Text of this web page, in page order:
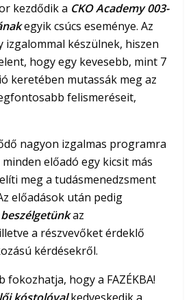
kezdődik a CKO Academy 003-
egyik csúcs eseménye. Az
izgalommal készülnek, hiszen
hogy egy kevesebb, mint 7
keretében mutassák meg az
felismeréseit,
nagyon izgalmas programra
előadó egy kicsit más
meg a tudásmenedzsment
előadások után pedig
az
a részvevőket érdeklő
kérdésekről.
fokozhatja, hogy a FAZÉKBA!